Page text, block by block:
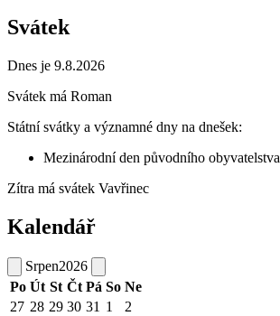
Svátek
Dnes je 9.8.2026
Svátek má Roman
Státní svátky a významné dny na dnešek:
Mezinárodní den původního obyvatelstva
Zítra má svátek Vavřinec
Kalendář
Srpen2026
Po Út St Čt Pá So Ne
27 28 29 30 31 1
2